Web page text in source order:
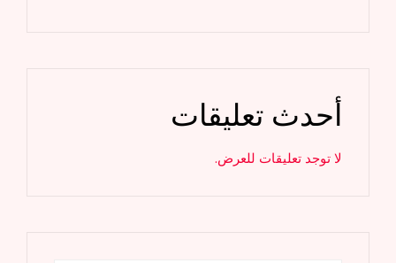
أحدث تعليقات
لا توجد تعليقات للعرض.